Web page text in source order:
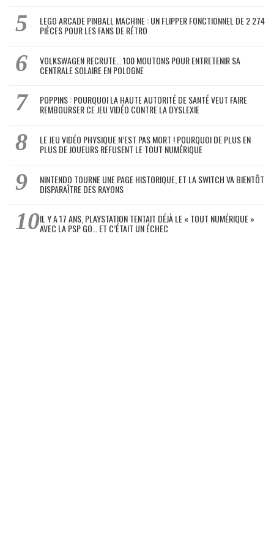
LEGO ARCADE PINBALL MACHINE : UN FLIPPER FONCTIONNEL DE 2 274
PIÈCES POUR LES FANS DE RÉTRO
VOLKSWAGEN RECRUTE… 100 MOUTONS POUR ENTRETENIR SA
CENTRALE SOLAIRE EN POLOGNE
POPPINS : POURQUOI LA HAUTE AUTORITÉ DE SANTÉ VEUT FAIRE
REMBOURSER CE JEU VIDÉO CONTRE LA DYSLEXIE
LE JEU VIDÉO PHYSIQUE N’EST PAS MORT ! POURQUOI DE PLUS EN
PLUS DE JOUEURS REFUSENT LE TOUT NUMÉRIQUE
NINTENDO TOURNE UNE PAGE HISTORIQUE, ET LA SWITCH VA BIENTÔT
DISPARAÎTRE DES RAYONS
IL Y A 17 ANS, PLAYSTATION TENTAIT DÉJÀ LE « TOUT NUMÉRIQUE »
AVEC LA PSP GO… ET C’ÉTAIT UN ÉCHEC